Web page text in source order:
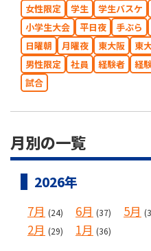
女性限定
学生 学生バスケ
小学生大会
平日夜 手ぶら
日曜朝
月曜夜 東大阪 東
男性限定
社員 経験者 経
試合
月別の一覧
2026年
7月 (24) 6月 (37) 5月
2月 (29) 1月 (36)